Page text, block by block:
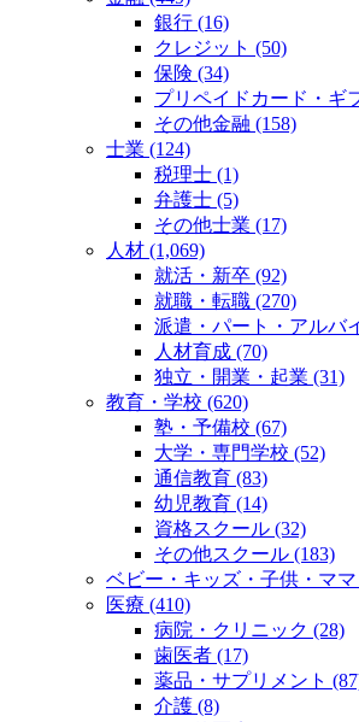
銀行 (16)
クレジット (50)
保険 (34)
プリペイドカード・ギ
その他金融 (158)
士業 (124)
税理士 (1)
弁護士 (5)
その他士業 (17)
人材 (1,069)
就活・新卒 (92)
就職・転職 (270)
派遣・パート・アルバ
人材育成 (70)
独立・開業・起業 (31)
教育・学校 (620)
塾・予備校 (67)
大学・専門学校 (52)
通信教育 (83)
幼児教育 (14)
資格スクール (32)
その他スクール (183)
ベビー・キッズ・子供・ママ
医療 (410)
病院・クリニック (28)
歯医者 (17)
薬品・サプリメント
介護 (8)